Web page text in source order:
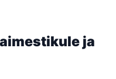
ja